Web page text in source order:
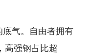
气。自由者拥有
高强钢占比超